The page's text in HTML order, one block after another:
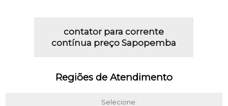
contator para corrente
contínua preço Sapopemba
Regiões de Atendimento
Selecione: